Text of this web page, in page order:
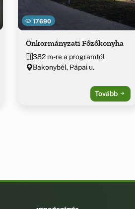
17690
Önkormányzati Főzőkonyha
382 m-re a programtól
Bakonybél, Pápai u.
Tovább